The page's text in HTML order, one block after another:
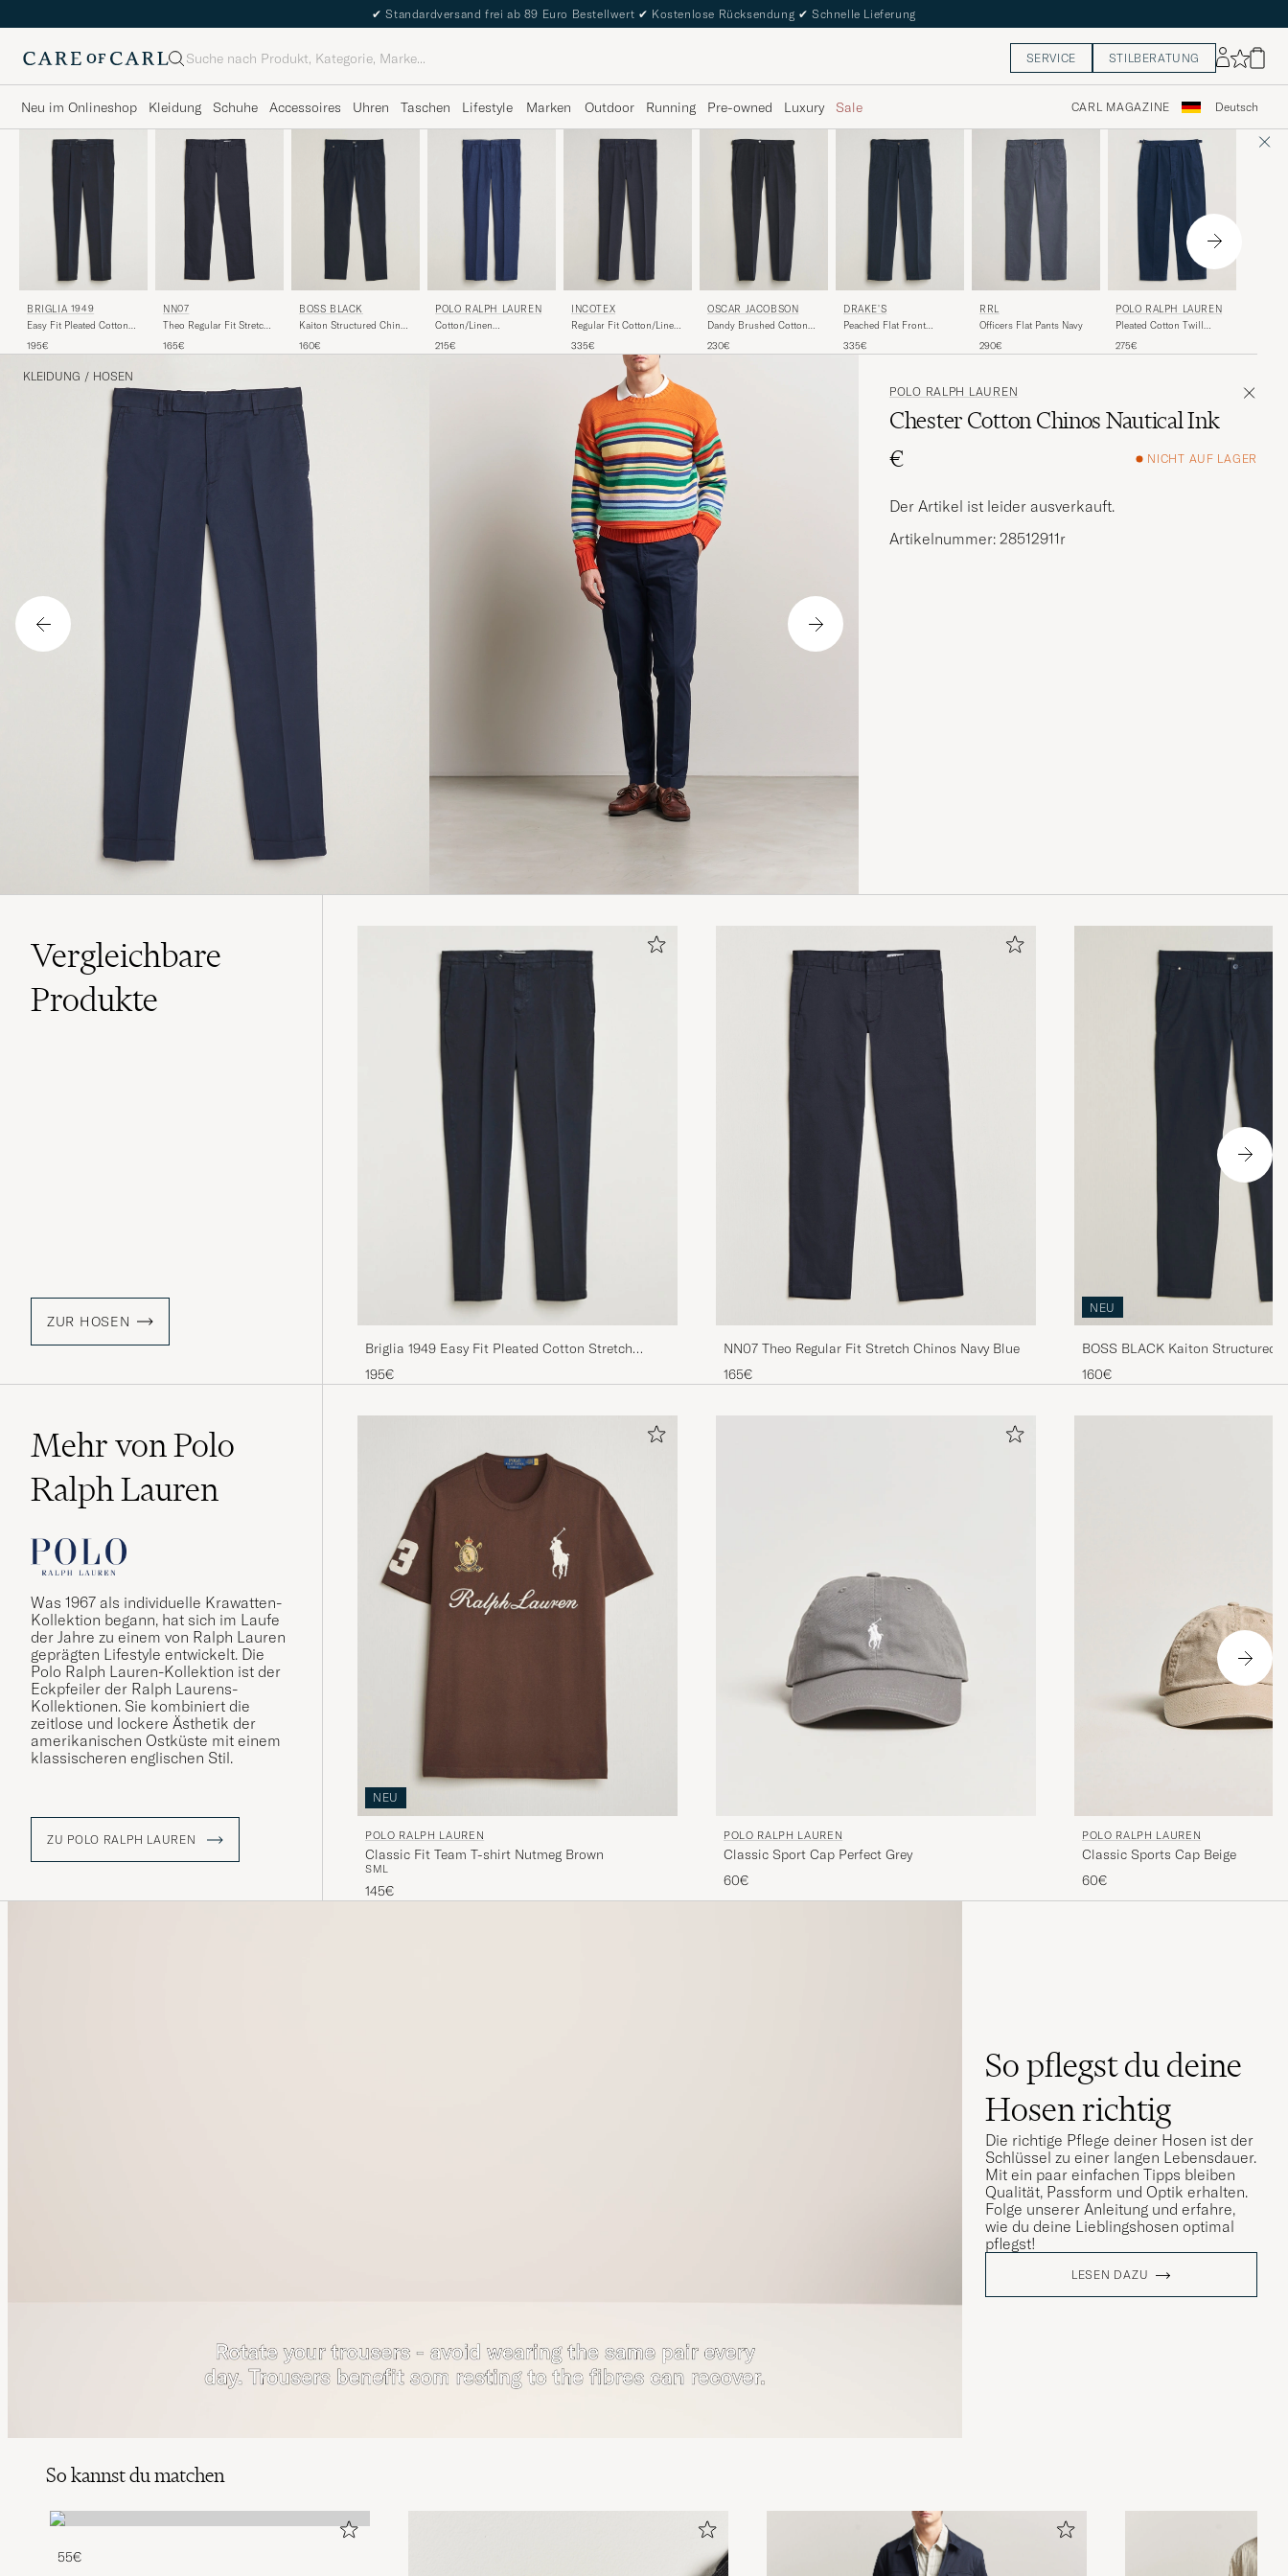
✔ Standardversand frei ab 89 Euro Bestellwert ✔ Kostenlose Rücksendung ✔ Schnelle Lieferung
Suche SERVICE STILBERATUNG
Neu im Onlineshop Kleidung Schuhe Accessoires Uhren Taschen Lifestyle Marken Outdoor Running Pre-owned Luxury Sale CARL MAGAZINE Deutsch
BRIGLIA 1949
Easy Fit Pleated Cotton
195€
NN07
Theo Regular Fit Stretch
165€
BOSS BLACK
Kaiton Structured Chinos
160€
POLO RALPH LAUREN
Cotton/Linen
Newport Navy
215€
INCOTEX
Regular Fit Cotton/Linen
335€
OSCAR JACOBSON
Dandy Brushed Cotton
230€
DRAKE'S
Peached Flat Front
335€
RRL
Officers Flat Pants Navy
290€
POLO RALPH LAUREN
Pleated Cotton Twill
275€
KLEIDUNG / HOSEN
POLO RALPH LAUREN
Chester Cotton Chinos Nautical Ink
€
NICHT AUF LAGER
Der Artikel ist leider ausverkauft.
Artikelnummer: 28512911r
Vergleichbare
Produkte
ZUR HOSEN
Briglia 1949 Easy Fit Pleated Cotton Stretch
Trousers Navy
195€
NN07 Theo Regular Fit Stretch Chinos Navy Blue
165€
NEU
BOSS BLACK Kaiton Structured
160€
Mehr von Polo
Ralph Lauren
Was 1967 als individuelle Krawatten-
Kollektion begann, hat sich im Laufe
der Jahre zu einem von Ralph Lauren
geprägten Lifestyle entwickelt. Die
Polo Ralph Lauren-Kollektion ist der
Eckpfeiler der Ralph Laurens-
Kollektionen. Sie kombiniert die
zeitlose und lockere Ästhetik der
amerikanischen Ostküste mit einem
klassischeren englischen Stil.
ZU POLO RALPH LAUREN
NEU
POLO RALPH LAUREN
Classic Fit Team T-shirt Nutmeg Brown
SML
145€
POLO RALPH LAUREN
Classic Sport Cap Perfect Grey
60€
POLO RALPH LAUREN
Classic Sports Cap Beige
60€
So pflegst du deine
Hosen richtig
Die richtige Pflege deiner Hosen ist der
Schlüssel zu einer langen Lebensdauer.
Mit ein paar einfachen Tipps bleiben
Qualität, Passform und Optik erhalten.
Folge unserer Anleitung und erfahre,
wie du deine Lieblingshosen optimal
pflegst!
LESEN DAZU
So kannst du matchen
55€